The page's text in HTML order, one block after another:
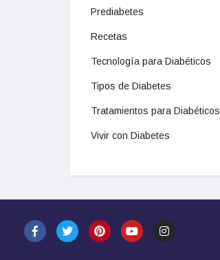
Prediabetes
Recetas
Tecnología para Diabéticos
Tipos de Diabetes
Tratamientos para Diabéticos
Vivir con Diabetes